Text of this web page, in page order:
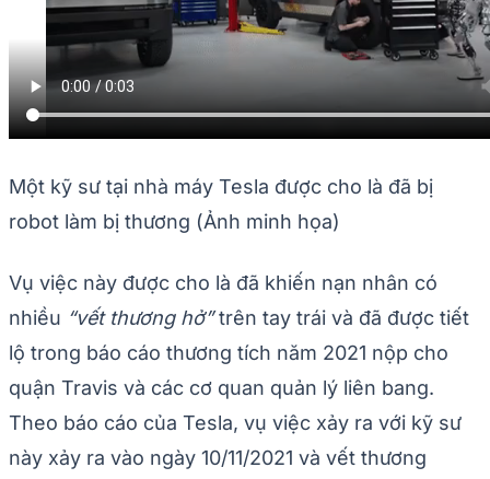
Một kỹ sư tại nhà máy Tesla được cho là đã bị
robot làm bị thương (Ảnh minh họa)
Vụ việc này được cho là đã khiến nạn nhân có
nhiều “vết thương hở”trên tay trái và đã được tiết
lộ trong báo cáo thương tích năm 2021 nộp cho
quận Travis và các cơ quan quản lý liên bang.
Theo báo cáo của Tesla, vụ việc xảy ra với kỹ sư
này xảy ra vào ngày 10/11/2021 và vết thương